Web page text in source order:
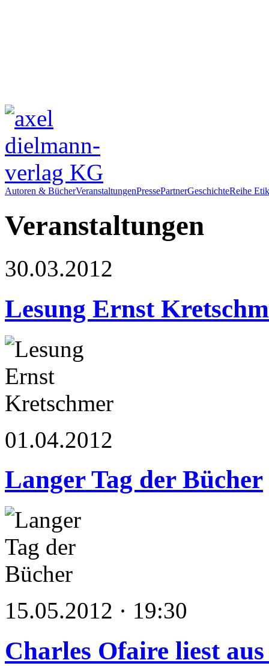
Autoren & BücherVeranstaltungenPressePartnerGeschichteReihe
Veranstaltungen
30.03.2012
Lesung Ernst
01.04.2012
Langer Tag der Bücher
15.05.2012 · 19:30
Charles Ofaire liest